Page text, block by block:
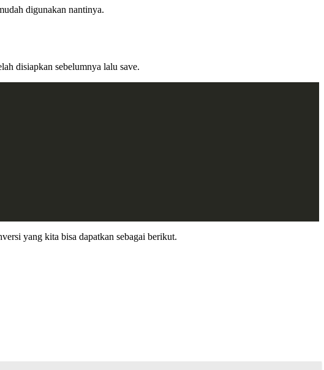
digunakan nantinya.
disiapkan sebelumnya lalu save.
yang kita bisa dapatkan sebagai berikut.